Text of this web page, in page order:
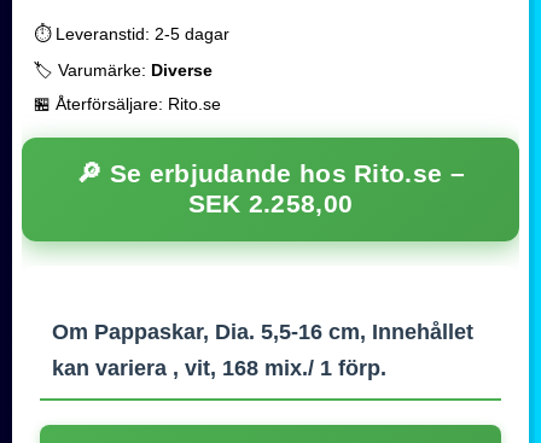
⏱️ Leveranstid: 2-5 dagar
🏷️ Varumärke: Diverse
🏪 Återförsäljare: Rito.se
🔎 Se erbjudande hos Rito.se –
SEK 2.258,00
Om Pappaskar, Dia. 5,5-16 cm, Innehållet
kan variera , vit, 168 mix./ 1 förp.